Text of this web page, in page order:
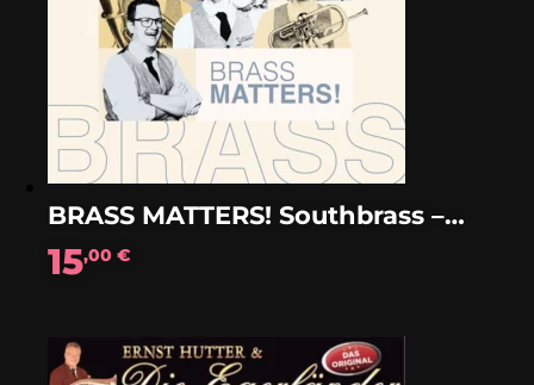
BRASS MATTERS! Southbrass – Album (digital)
15,00€